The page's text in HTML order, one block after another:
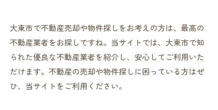
大東市で不動産売却や物件探しをお考えの方は、最高の
不動産業者をお探しですね。当サイトでは、大東市で知
られた優良な不動産業者を紹介し、安心してご利用いた
だけます。不動産の売却や物件探しに困っている方はぜ
ひ、当サイトをご利用ください。